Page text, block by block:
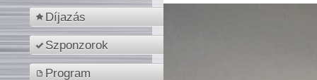
Díjazás
Szponzorok
Program